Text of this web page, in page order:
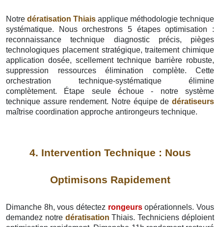
Notre dératisation Thiais applique méthodologie technique
systématique. Nous orchestrons 5 étapes optimisation :
reconnaissance technique diagnostic précis, pièges
technologiques placement stratégique, traitement chimique
application dosée, scellement technique barrière robuste,
suppression ressources élimination complète. Cette
orchestration technique-systématique élimine
complètement. Étape seule échoue - notre système
technique assure rendement. Notre équipe de dératiseurs
maîtrise coordination approche antirongeurs technique.
4. Intervention Technique : Nous
Optimisons Rapidement
Dimanche 8h, vous détectez rongeursopérationnels. Vous
demandez notre dératisation Thiais. Techniciens déploient